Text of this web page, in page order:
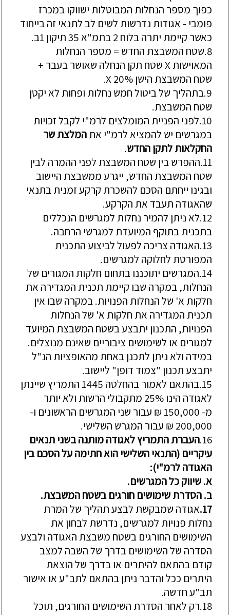
כפוך מספר הנחלות המבוטלות ישווקובמכרז
פומבי - אגודות נדרשות לשים לב לתנאי זהבייחוד
כאשר קיימת יתרהבלוח 2בתמ"א35תיקון 1ב.
8. שטח המשבצת החדש = מספר הנחלות
המאוישות Xשטח תקן הנחלה שאושרבעבר +
שטח המשבצת הישן X 20%.
9. בתהליך שלביטולחמש נחלות ופחות לאיקטן
שטח המשבצת.
10. לפני הפניית המומלצים לרמ"י לקבלזכויות
במגרשים יש להמציאלרמ"י אתהמלצתשר
החקלאותלתקןהחדש.
11. ההפרשבין שטח המשבצת לפני ההמרה לבין
שטח המשבצת החדש, ייגרעממשבצת היישוב
ובגינו ייחתם הסכם להשכרת קרקעזמניתבתנאי
שהאגודה תעבד את הקרקע.
12. לאניתן להמיר נחלות למגרשים הנכללים
בתכניתבתוקף המיועדת למגרשי הרחבה.
13. האגודה צריכה לפעוללביצועהתכנית
המפורטת לחלוקה למגרשים.
14. המגרשים יתוכננובתחום חלקות המגורים של
הנחלות,במקרה שבו קיימת תכנית המגדירה את
חלקות א' שלהנחלות הפנויות.במקרה שבו אין
תכנית המגדירה את חלקות א' שלהנחלות
הפנויות, התכנון יתבצעבשטח המשבצת המיועד
למגורים או לשימושים ציבוריים שאינם מנוצלים.
במידה ולאניתן לתכנןבאחת מהאופציות הנ"ל
יתבצעתכנון "צמוד דופן" ליישוב.
15. בהתאם לאמורבהחלטה 1445 התמריץ שיינתן
לאגודה הינו25% מתקבולי הרשות ולאיותר
מ- 150,000
₪ עבור שני המגרשים הראשונים ו-
200,000
₪ עבור המגרש השלישי.
16. העברתהתמריץלאגודהמותנהבשניתנאים
עיקריים (התנאיהשלישיהואחתימהעלהסכם בין
האגודהלרמ"י):
א.שיווקכלהמגרשים.
ב.הסדרתשימושים חורגים בשטחהמשבצת.
17. אגודה שמבקשת לבצעתהליך שלהמרת
נחלות פנויות למגרשים, נדרשת לבחון את
השימושים החורגים בשטח משבצת האגודה ולבצע
הסדרה שלהשימושים בדרך שלהשבה למצב
קודם בהתאם להיתרים אובדרך שלהוצאת
היתרים ככלוהדבר ניתןבהתאם לתב"עאו אישור
תב"עחדשה.
18. רק לאחר הסדרת השימושים החורגים, תוכל